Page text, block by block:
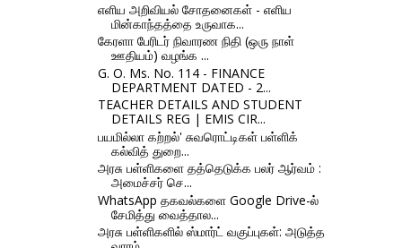
எளிய அறிவியல் சோதனைகள் - எளிய
மின்காந்தத்தை உருவாக...
கேரளா பேரிடர் நிவாரண நிதி (ஒரு நாள்
ஊதியம்) வழங்க ...
G. O. Ms. No. 114 - FINANCE
DEPARTMENT DATED - 2...
TEACHER DETAILS AND STUDENT
DETAILS REG | EMIS CIR...
பயமில்லா கற்றல்' சுவரொட்டிகள் பள்ளிக்
கல்வித் துறை...
அரசு பள்ளிகளை தத்தெடுக்க பலர் ஆர்வம் :
அமைச்சர் செ...
WhatsApp தகவல்களை Google Drive-ல்
சேமித்து வைத்தால...
அரசு பள்ளிகளில் ஸ்மார்ட் வகுப்புகள்: அடுத்த